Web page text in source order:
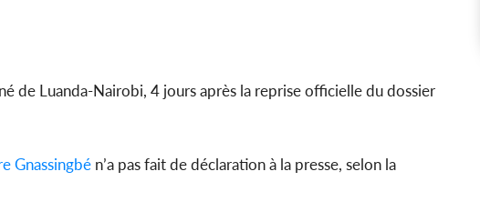
de Luanda-Nairobi, 4 jours après la reprise officielle du dossier
Gnassingbé n’a pas fait de déclaration à la presse, selon la